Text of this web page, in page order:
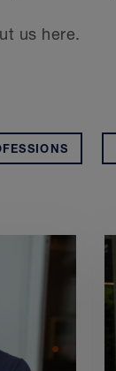
us here.